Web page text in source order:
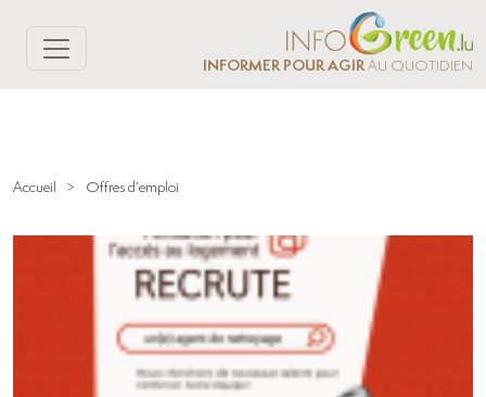
INFORMER POUR AGIRAU QUOTIDIEN
Accueil > Offres d’emploi